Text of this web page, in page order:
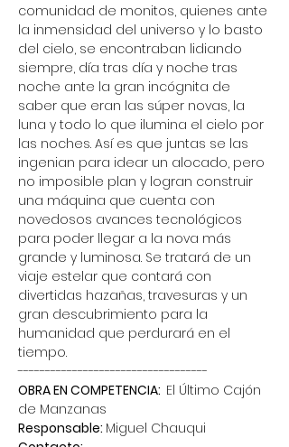
comunidad de monitos, quienes ante
la inmensidad del universo y lo basto
del cielo, se encontraban lidiando
siempre, día tras día y noche tras
noche ante la gran incógnita de
saber que eran las súper novas, la
luna y todo lo que ilumina el cielo por
las noches. Así es que juntas se las
ingenian para idear un alocado, pero
no imposible plan y logran construir
una máquina que cuenta con
novedosos avances tecnológicos
para poder llegar a la nova más
grande y luminosa. Se tratará de un
viaje estelar que contará con
divertidas hazañas, travesuras y un
gran descubrimiento para la
humanidad que perdurará en el
tiempo.
-----------------------------------
OBRA EN COMPETENCIA: El Último Cajón
de Manzanas
Responsable: Miguel Chauqui